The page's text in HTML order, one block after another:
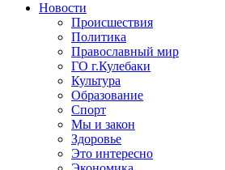
Новости
Происшествия
Политика
Православный мир
ГО г.Кулебаки
Культура
Образование
Спорт
Мы и закон
Здоровье
Это интересно